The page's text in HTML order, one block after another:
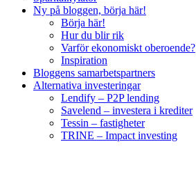
Ny på bloggen, börja här!
Börja här!
Hur du blir rik
Varför ekonomiskt oberoende?
Inspiration
Bloggens samarbetspartners
Alternativa investeringar
Lendify – P2P lending
Savelend – investera i krediter
Tessin – fastigheter
TRINE – Impact investing